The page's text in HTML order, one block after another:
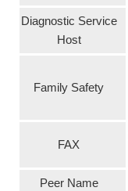
Diagnostic Service
Host
Family Safety
FAX
Peer Name